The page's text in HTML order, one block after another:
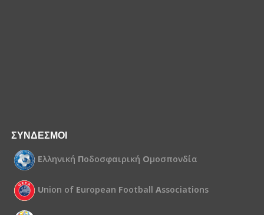
ΣΥΝΔΕΣΜΟΙ
Ελληνική Ποδοσφαιρική Ομοσπονδία
Union of European Football Associations